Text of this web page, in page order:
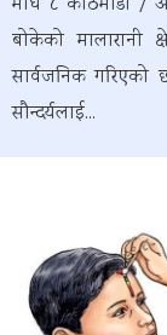
बोकेको मालारानी
सार्वजनिक
सौन्दर्यलाई...